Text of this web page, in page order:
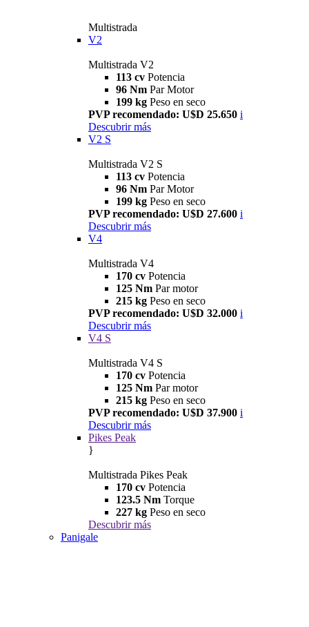
Multistrada
V2
Multistrada V2
113 cv Potencia
96 Nm Par Motor
199 kg Peso en seco
PVP recomendado: U$D 25.650 i
Descubrir más
V2 S
Multistrada V2 S
113 cv Potencia
96 Nm Par Motor
199 kg Peso en seco
PVP recomendado: U$D 27.600 i
Descubrir más
V4
Multistrada V4
170 cv Potencia
125 Nm Par motor
215 kg Peso en seco
PVP recomendado: U$D 32.000 i
Descubrir más
V4 S
Multistrada V4 S
170 cv Potencia
125 Nm Par motor
215 kg Peso en seco
PVP recomendado: U$D 37.900 i
Descubrir más
Pikes Peak
}
Multistrada Pikes Peak
170 cv Potencia
123.5 Nm Torque
227 kg Peso en seco
Descubrir más
Panigale